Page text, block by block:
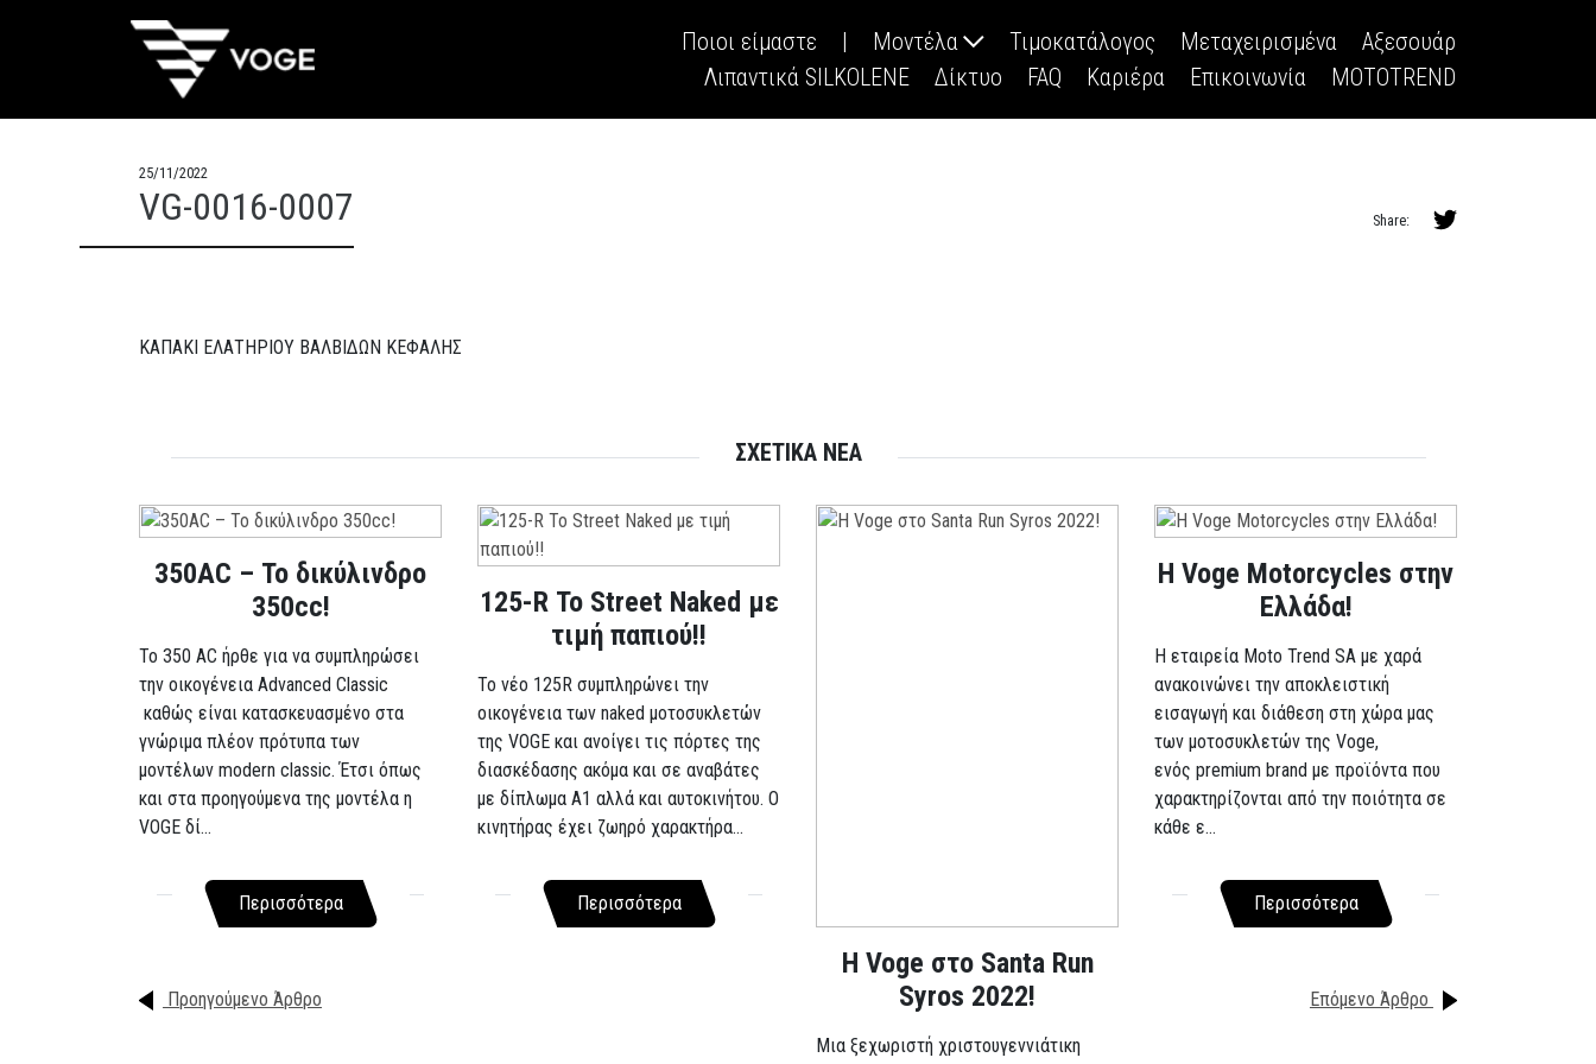
Ποιοι είμαστε | Μοντέλα Τιμοκατάλογος Μεταχειρισμένα
Αξεσουάρ
Λιπαντικά SILKOLENE
Δίκτυο FAQ Καριέρα Επικοινωνία MOTOTREND
25/11/2022
VG-0016-0007 Share:
ΚΑΠΑΚΙ ΕΛΑΤΗΡΙΟΥ ΒΑΛΒΙΔΩΝ ΚΕΦΑΛΗΣ
ΣΧΕΤΙΚΑ ΝΕΑ
350AC – Το δικύλινδρο
350cc!
To 350 AC ήρθε για να συμπληρώσει
την οικογένεια Advanced Classic
καθώς είναι κατασκευασμένο στα
γνώριμα πλέον πρότυπα των
μοντέλων modern classic. Έτσι όπως
και στα προηγούμενα της μοντέλα η
VOGE δί...
Περισσότερα
125-R Το Street Naked με
τιμή παπιού!!
Το νέο 125R συμπληρώνει την
οικογένεια των naked μοτοσυκλετών
της VOGE και ανοίγει τις πόρτες της
διασκέδασης ακόμα και σε αναβάτες
με δίπλωμα A1 αλλά και αυτοκινήτου. Ο
κινητήρας έχει ζωηρό χαρακτήρα...
Περισσότερα
Η Voge στο Santa Run
Syros 2022!
Μια ξεχωριστή χριστουγεννιάτικη
H Voge Motorcycles στην
Ελλάδα!
Η εταιρεία Moto Trend SA με χαρά
ανακοινώνει την αποκλειστική
εισαγωγή και διάθεση στη χώρα μας
των μοτοσυκλετών της Voge,
ενός premium brand με προϊόντα που
χαρακτηρίζονται από την ποιότητα σε
κάθε ε...
Περισσότερα
Προηγούμενο Άρθρο Επόμενο Άρθρο